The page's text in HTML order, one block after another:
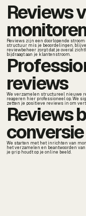
Reviews
Reviews zijn een doorlopende
structuur mis je beoordelingen,
reviewbeheer zorgt dat je overal
bijdraagt aan je klantenstroom.
reviews
We verzamelen structureel nieuwe
reageren hier professioneel op. We
zetten je positieve reviews in om
Reviews
conversie
We starten met het inrichten van
het verzamelen en beantwoorden
je grip houdt op je online beeld.